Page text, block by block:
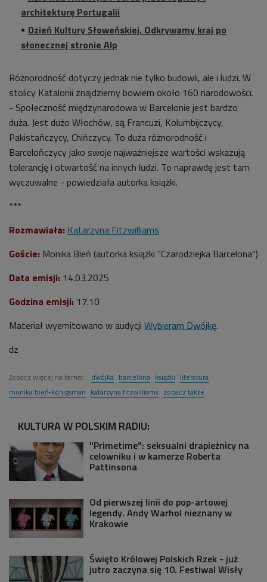
architekturę Portugalii
Dzień Kultury Słoweńskiej. Odkrywamy kraj po
słonecznej stronie Alp
Różnorodność dotyczy jednak nie tylko budowli, ale i ludzi. W
stolicy Katalonii znajdziemy bowiem około 160 narodowości.
- Społeczność międzynarodowa w Barcelonie jest bardzo
duża. Jest dużo Włochów, są Francuzi, Kolumbijczycy,
Pakistańczycy, Chińczycy. To duża różnorodność i
Barcelończycy jako swoje najważniejsze wartości wskazują
tolerancję i otwartość na innych ludzi. To naprawdę jest tam
wyczuwalne - powiedziała autorka książki.
***
Rozmawiała: Katarzyna Fitzwilliams
Goście: Monika Bień (autorka książki "Czarodziejka Barcelona")
Data emisji: 14.03.2025
Godzina emisji: 17.10
Materiał wyemitowano w audycji Wybieram Dwójkę.
dz
Zobacz więcej na temat: dwójka barcelona książki literatura
monika bień-königsman katarzyna fitzwilliams zobacz także
KULTURA W POLSKIM RADIU:
"Primetime": seksualni drapieżnicy na
celowniku i w kamerze Roberta
Pattinsona
Od pierwszej linii do pop-artowej
legendy. Andy Warhol nieznany w
Krakowie
Święto Królowej Polskich Rzek - już
jutro zaczyna się 10. Festiwal Wisły